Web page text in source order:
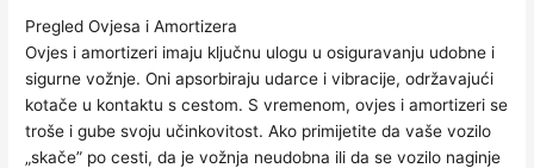
Pregled Ovjesa i Amortizera
Ovjes i amortizeri imaju ključnu ulogu u osiguravanju udobne i
sigurne vožnje. Oni apsorbiraju udarce i vibracije, održavajući
kotače u kontaktu s cestom. S vremenom, ovjes i amortizeri se
troše i gube svoju učinkovitost. Ako primijetite da vaše vozilo
„skače” po cesti, da je vožnja neudobna ili da se vozilo naginje